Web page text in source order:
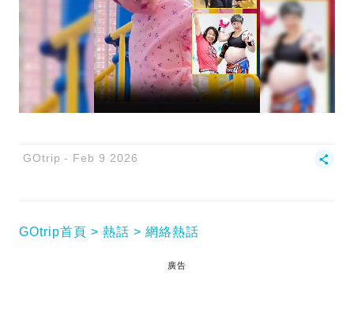
GOtrip Feb 9 2026
GOtrip首頁 熱話 網絡熱話
廣告